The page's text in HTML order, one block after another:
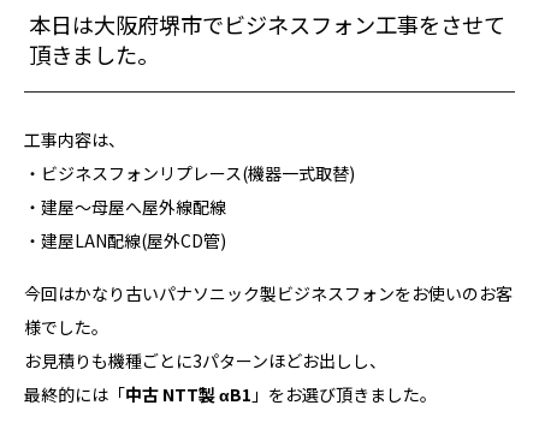
本日は大阪府堺市でビジネスフォン工事をさせて
頂きました。
工事内容は、
・ビジネスフォンリプレース(機器一式取替)
・建屋～母屋へ屋外線配線
・建屋LAN配線(屋外CD管)
今回はかなり古いパナソニック製ビジネスフォンをお使いのお客
様でした。
お見積りも機種ごとに3パターンほどお出しし、
最終的には「中古 NTT製 αB1 」をお選び頂きました。